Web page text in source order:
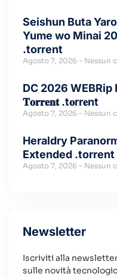
Seishun Buta
Yume wo Minai
.torrent
Agosto 7, 2026 Nessun
DC 2026 WEBRip
𝐓𝐨𝐫𝐫𝐞𝐧𝐭 .t𝐨rr𝐞nt
Agosto 7, 2026 Nessun
Heraldry
Extended .torrent
Agosto 7, 2026 Nessun
Newsletter
Iscriviti alla
sulle novità